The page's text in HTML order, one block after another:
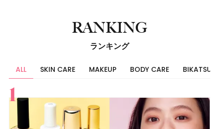
RANKING
ランキング
ALL SKIN CARE MAKEUP BODY CARE BIKATSU
すべて
スキンケア
メイク
ボディケア
美活
ヘア
ライフスタイル
ビューティーズ